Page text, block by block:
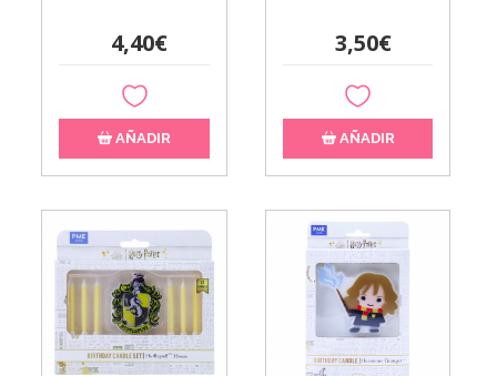
4,40€
AÑADIR
3,50€
AÑADIR